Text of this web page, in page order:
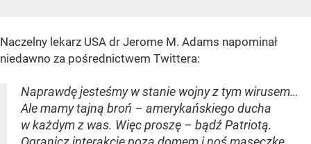
Naczelny lekarz USA dr Jerome M. Adams napominał
niedawno za pośrednictwem Twittera:
Naprawdę jesteśmy w stanie wojny z tym wirusem…
Ale mamy tajną broń – amerykańskiego ducha
w każdym z was. Więc proszę – bądź Patriotą.